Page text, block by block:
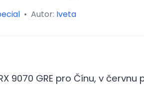
• Autor: Iveta
9070 GRE pro Čínu, v červnu